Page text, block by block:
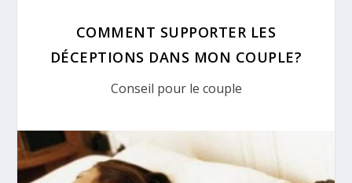
COMMENT SUPPORTER LES
DÉCEPTIONS DANS MON COUPLE?
Conseil pour le couple